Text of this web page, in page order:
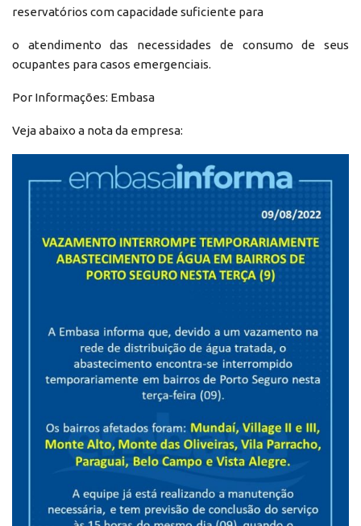
reservatórios com capacidade suficiente para
o atendimento das necessidades de consumo de seus
ocupantes para casos emergenciais.
Por Informações: Embasa
Veja abaixo a nota da empresa: